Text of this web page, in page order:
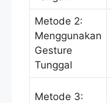
Metode 2:
Menggunakan
Gesture
Tunggal
Metode 3: